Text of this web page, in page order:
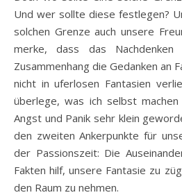
Und wer sollte diese festlegen?
solchen Grenze auch unsere
merke, dass das
Zusammenhang die Gedanken an
nicht in uferlosen Fantasien
überlege, was ich selbst
Angst und Panik sehr klein
den zweiten Ankerpunkte für
der Passionszeit: Die
Fakten hilf, unsere Fantasie zu
den Raum zu nehmen.